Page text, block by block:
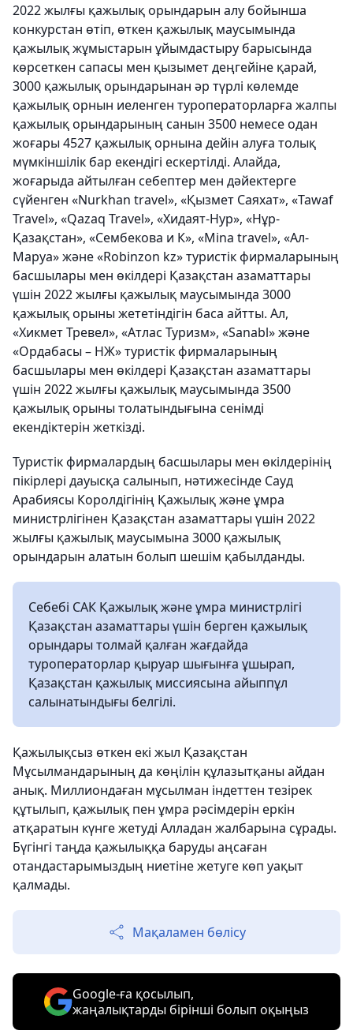
2022 жылғы қажылық орындарын алу бойынша
конкурстан өтіп, өткен қажылық маусымында
қажылық жұмыстарын ұйымдастыру барысында
көрсеткен сапасы мен қызымет деңгейіне қарай,
3000 қажылық орындарынан әр түрлі көлемде
қажылық орнын иеленген туроператорларға жалпы
қажылық орындарының санын 3500 немесе одан
жоғары 4527 қажылық орнына дейін алуға толық
мүмкіншілік бар екендігі ескертілді. Алайда,
жоғарыда айтылған себептер мен дәйектерге
сүйенген «Nurkhan travel», «Қызмет Саяхат», «Tawaf
Travel», «Qazaq Travel», «Хидаят-Нур», «Нұр-
Қазақстан», «Сембекова и К», «Mina travel», «Ал-
Маруа» және «Robinzon kz» туристік фирмаларының
басшылары мен өкілдері Қазақстан азаматтары
үшін 2022 жылғы қажылық маусымында 3000
қажылық орыны жететіндігін баса айтты. Ал,
«Хикмет Тревел», «Атлас Туризм», «Sanabl» және
«Ордабасы – НЖ» туристік фирмаларының
басшылары мен өкілдері Қазақстан азаматтары
үшін 2022 жылғы қажылық маусымында 3500
қажылық орыны толатындығына сенімді
екендіктерін жеткізді.
Туристік фирмалардың басшылары мен өкілдерінің
пікірлері дауысқа салынып, нәтижесінде Сауд
Арабиясы Королдігінің Қажылық және ұмра
министрлігінен Қазақстан азаматтары үшін 2022
жылғы қажылық маусымына 3000 қажылық
орындарын алатын болып шешім қабылданды.
Себебі САК Қажылық және ұмра министрлігі
Қазақстан азаматтары үшін берген қажылық
орындары толмай қалған жағдайда
туроператорлар қыруар шығынға ұшырап,
Қазақстан қажылық миссиясына айыппұл
салынатындығы белгілі.
Қажылықсыз өткен екі жыл Қазақстан
Мұсылмандарының да көңілін құлазытқаны айдан
анық. Миллиондаған мұсылман індеттен тезірек
құтылып, қажылық пен ұмра рәсімдерін еркін
атқаратын күнге жетуді Алладан жалбарына сұрады.
Бүгінгі таңда қажылыққа баруды аңсаған
отандастарымыздың ниетіне жетуге көп уақыт
қалмады.
Мақаламен бөлісу
Google-ға қосылып,
жаңалықтарды бірінші болып оқыңыз